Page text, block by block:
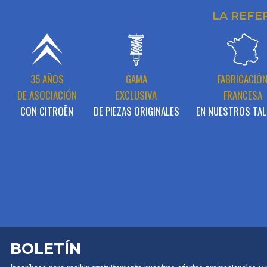
LA
35 AÑOS
DE ASOCIACIÓN
CON CITROËN
GAMA
EXCLUSIVA
DE PIEZAS ORIGINALES
FABRICACIÓN
FRANCESA
EN NUESTROS
BOLETÍN